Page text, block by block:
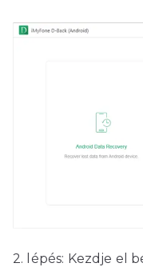
2. lépés: Kezdje el